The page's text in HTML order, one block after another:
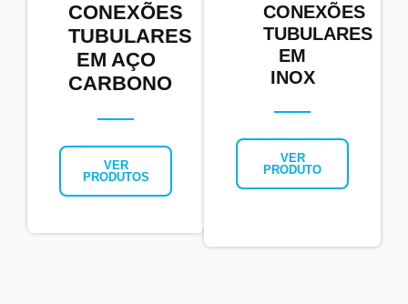
CONEXÕES
TUBULARES
EM AÇO
CARBONO
VER
PRODUTOS
CONEXÕES
TUBULARES
EM
INOX
VER
PRODUTO